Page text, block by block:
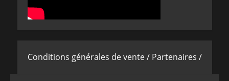
Conditions générales de vente / Partenaires /